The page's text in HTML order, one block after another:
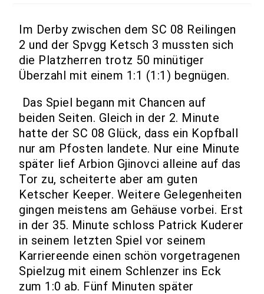
Im Derby zwischen dem SC 08 Reilingen
2 und der Spvgg Ketsch 3 mussten sich
die Platzherren trotz 50 minütiger
Überzahl mit einem 1:1 (1:1) begnügen.
Das Spiel begann mit Chancen auf
beiden Seiten. Gleich in der 2. Minute
hatte der SC 08 Glück, dass ein Kopfball
nur am Pfosten landete. Nur eine Minute
später lief Arbion Gjinovci alleine auf das
Tor zu, scheiterte aber am guten
Ketscher Keeper. Weitere Gelegenheiten
gingen meistens am Gehäuse vorbei. Erst
in der 35. Minute schloss Patrick Kuderer
in seinem letzten Spiel vor seinem
Karriereende einen schön vorgetragenen
Spielzug mit einem Schlenzer ins Eck
zum 1:0 ab. Fünf Minuten später